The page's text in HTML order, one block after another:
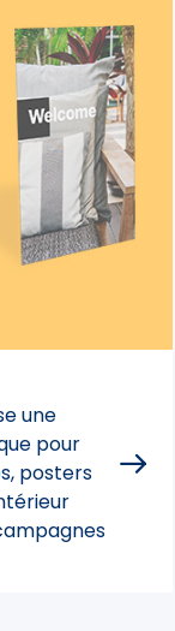
une
pour
posters